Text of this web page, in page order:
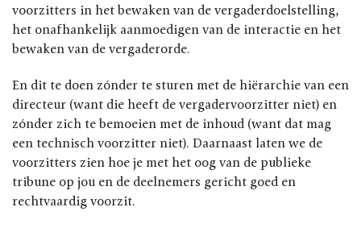
voorzitters in het bewaken van de vergaderdoelstelling,
het onafhankelijk aanmoedigen van de interactie en het
bewaken van de vergaderorde.
En dit te doen zónder te sturen met de hiërarchie van een
directeur (want die heeft de vergadervoorzitter niet) en
zónder zich te bemoeien met de inhoud (want dat mag
een technisch voorzitter niet). Daarnaast laten we de
voorzitters zien hoe je met het oog van de publieke
tribune op jou en de deelnemers gericht goed en
rechtvaardig voorzit.